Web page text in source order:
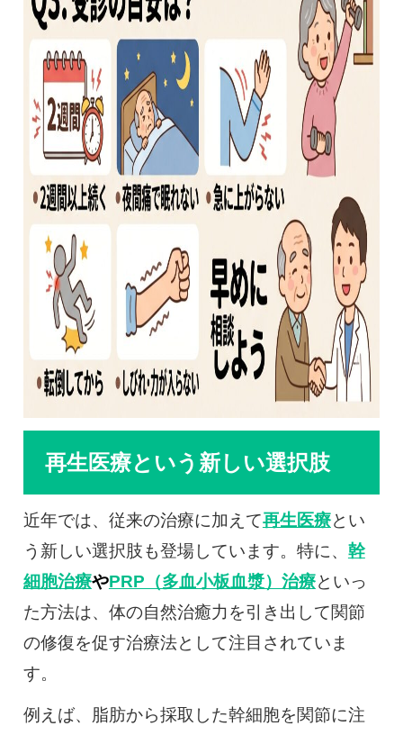
再生医療という新しい選択肢
近年では、従来の治療に加えて再生医療とい
う新しい選択肢も登場しています。特に、 幹
細胞治療やPRP（多血小板血漿）治療といっ
た方法は、体の自然治癒力を引き出して関節
の修復を促す治療法として注目されていま
す。
例えば、脂肪から採取した幹細胞を関節に注